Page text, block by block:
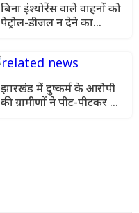
बिना इंश्योरेंस वाले वाहनों को
पेट्रोल-डीजल न देने का
झारखंड में दुष्कर्म के आरोपी
की ग्रामीणों ने पीट-पीटकर की